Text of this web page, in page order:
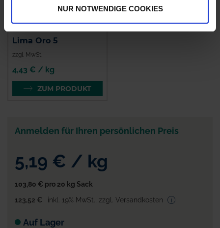
NUR NOTWENDIGE COOKIES
Lima Oro 5
zzgl. MwSt.
4,43 € / kg
ZUM PRODUKT
Anmelden für Ihren persönlichen Preis
5,19 € / kg
103,80 € pro 20 kg Sack
123,52 €
inkl. 19% MwSt. zzgl. Versandkosten
Auf Lager